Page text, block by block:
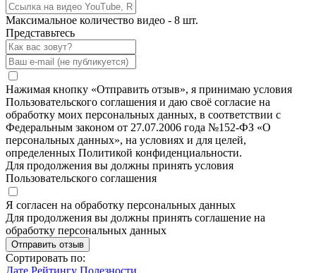
Максимальное количество видео - 8 шт.
Представьтесь
Нажимая кнопку «Отправить отзыв», я принимаю условия
Пользовательского соглашения и даю своё согласие на
обработку моих персональных данных, в соответствии с
Федеральным законом от 27.07.2006 года №152-ФЗ «О
персональных данных», на условиях и для целей,
определенных Политикой конфиденциальности.
Для продолжения вы должны принять условия
Пользовательского соглашения
Я согласен на обработку персональных данных
Для продолжения вы должны принять соглашение на
обработку персональных данных
Отправить отзыв
Сортировать по: